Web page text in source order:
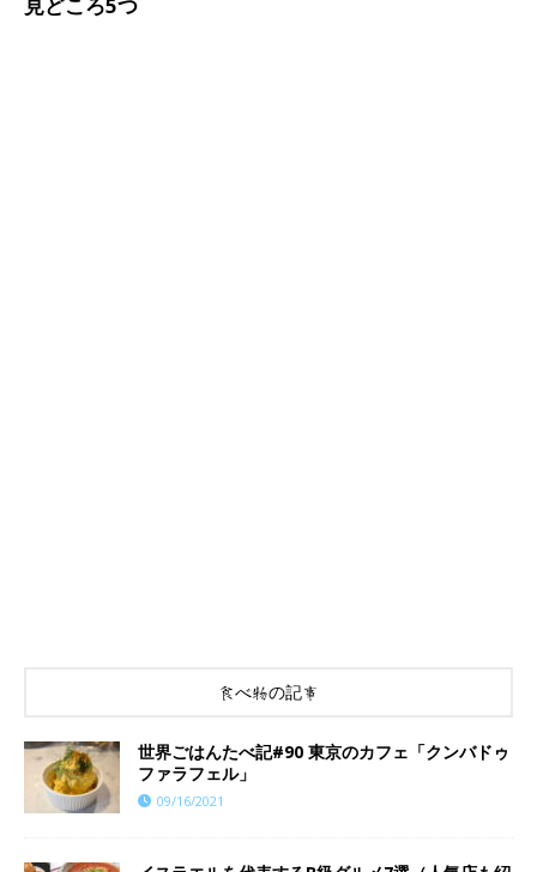
食べ物の記事
世界ごはんたべ記#90 東京のカフェ「クンバドゥ
ファラフェル」
09/16/2021